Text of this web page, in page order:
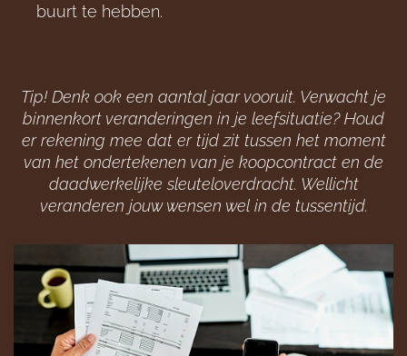
buurt te hebben.
Tip! Denk ook een aantal jaar vooruit. Verwacht je
binnenkort veranderingen in je leefsituatie? Houd
er rekening mee dat er tijd zit tussen het moment
van het ondertekenen van je koopcontract en de
daadwerkelijke sleuteloverdracht. Wellicht
veranderen jouw wensen wel in de tussentijd.